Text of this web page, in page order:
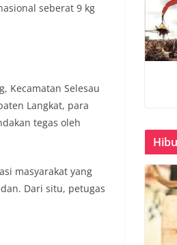
seberat 9 kg
Kecamatan Selesau
Langkat, para
tegas oleh
masyarakat yang
Dari situ, petugas